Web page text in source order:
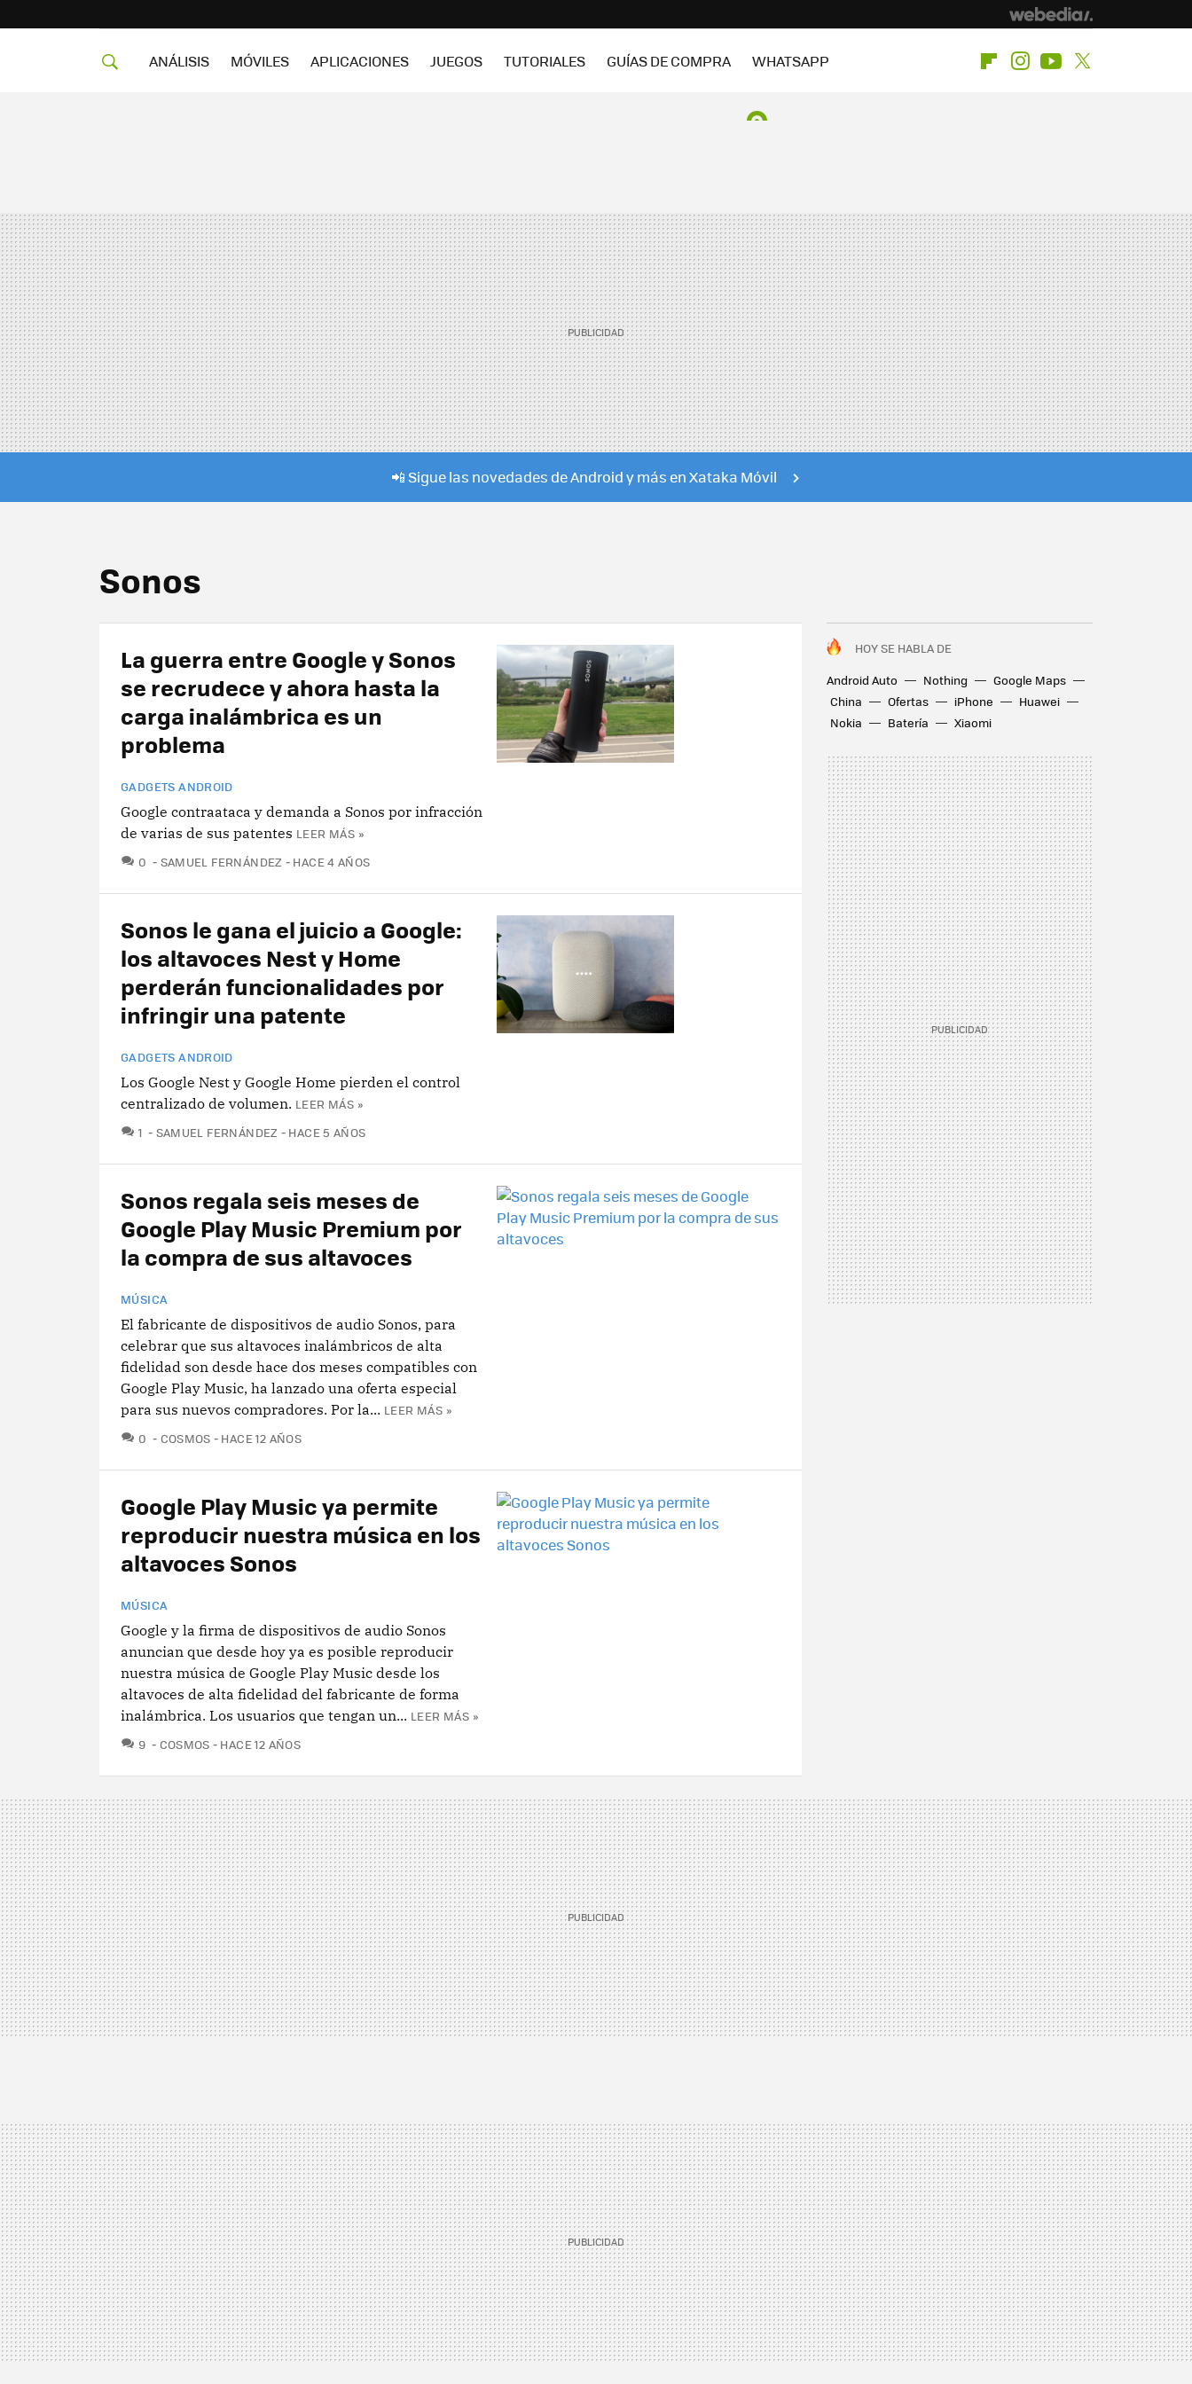
ANÁLISIS MÓVILES APLICACIONES JUEGOS TUTORIALES GUÍAS DE COMPRA WHATSAPP FlipboardInstagramYoutube
📲 Sigue las novedades de Android y más en Xataka Móvil
Sonos
HOY SE HABLA DE
Android Auto
Nothing
Google Maps
China
Ofertas iPhone
Huawei
Nokia
Batería Xiaomi
La guerra entre Google y Sonos
se recrudece y ahora hasta la
carga inalámbrica es un
problema
GADGETS ANDROID
Google contraataca y demanda a Sonos por infracción
de varias de sus patentes LEER MÁS »
0 COMENTARIOS
SAMUEL FERNÁNDEZ HACE 4 AÑOS
Sonos le gana el juicio a Google:
los altavoces Nest y Home
perderán funcionalidades por
infringir una patente
GADGETS ANDROID
Los Google Nest y Google Home pierden el control
centralizado de volumen. LEER MÁS »
1 COMENTARIOS
SAMUEL FERNÁNDEZ HACE 5 AÑOS
Sonos regala seis meses de
Google Play Music Premium por
la compra de sus altavoces
MÚSICA
El fabricante de dispositivos de audio Sonos, para
celebrar que sus altavoces inalámbricos de alta
fidelidad son desde hace dos meses compatibles con
Google Play Music, ha lanzado una oferta especial
para sus nuevos compradores. Por la... LEER MÁS »
0 COMENTARIOS
COSMOS HACE 12 AÑOS
Google Play Music ya permite
reproducir nuestra música en los
altavoces Sonos
MÚSICA
Google y la firma de dispositivos de audio Sonos
anuncian que desde hoy ya es posible reproducir
nuestra música de Google Play Music desde los
altavoces de alta fidelidad del fabricante de forma
inalámbrica. Los usuarios que tengan un... LEER MÁS »
9 COMENTARIOS
COSMOS HACE 12 AÑOS